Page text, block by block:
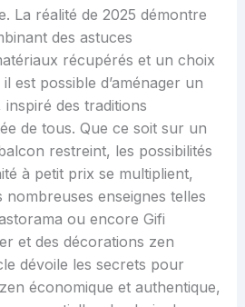
La réalité de 2025 démontre
des astuces
récupérés et un choix
est possible d’aménager un
des traditions
de tous. Que ce soit sur un
restreint, les possibilités
à petit prix se multiplient,
enseignes telles
ou encore Gifi
et des décorations zen
dévoile les secrets pour
économique et authentique,